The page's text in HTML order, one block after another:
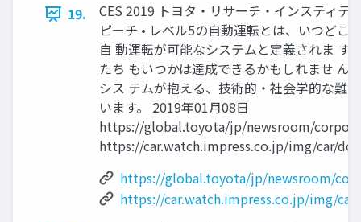
19.
CES 2019 トヨタ・リサーチ・インスティテ
ピーチ • レベル5の自動運転とは、いつどこ
自 動運転が可能なシステムと定義されま す
たち もいつかは達成できるかもしれませ ん
シス テムが抱える、技術的・社会学的な難
います。 2019年01月08日
https://global.toyota/jp/newsroom/
https://car.watch.impress.co.jp/img/car/
https://global.toyota/jp/newsroom/
https://car.watch.impress.co.jp/img/